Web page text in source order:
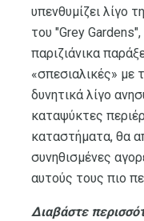
υπενθυμίζει λίγο
του "Grey
παριζιάνικα
«σπεσιαλικές» με
δυνητικά λίγο
καταψύκτες
καταστήματα, θα
συνηθισμένες
αυτούς τους πιο
Διαβάστε